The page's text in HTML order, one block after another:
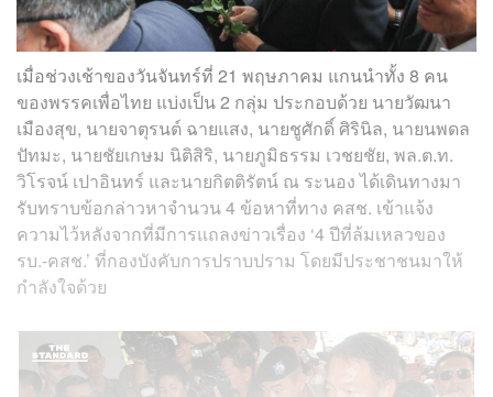
เมื่อช่วงเช้าของวันจันทร์ที่ 21 พฤษภาคม แกนนำทั้ง 8 คน
ของพรรคเพื่อไทย แบ่งเป็น 2 กลุ่ม ประกอบด้วย นายวัฒนา
เมืองสุข, นายจาตุรนต์ ฉายแสง, นายชูศักดิ์ ศิรินิล, นายนพดล
ปัทมะ, นายชัยเกษม นิติสิริ, นายภูมิธรรม เวชยชัย, พล.ต.ท.
วิโรจน์ เปาอินทร์ และนายกิตติรัตน์ ณ ระนอง ได้เดินทางมา
รับทราบข้อกล่าวหาจำนวน 4 ข้อหาที่ทาง คสช. เข้าแจ้ง
ความไว้หลังจากที่มีการแถลงข่าวเรื่อง ‘4 ปีที่ล้มเหลวของ
รบ.-คสช.’ ที่กองบังคับการปราบปราม โดยมีประชาชนมาให้
กำลังใจด้วย